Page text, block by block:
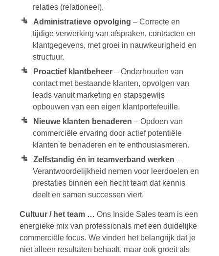
relaties (relationeel).
Administratieve opvolging – Correcte en
tijdige verwerking van afspraken, contracten en
klantgegevens, met groei in nauwkeurigheid en
structuur.
Proactief klantbeheer – Onderhouden van
contact met bestaande klanten, opvolgen van
leads vanuit marketing en stapsgewijs
opbouwen van een eigen klantportefeuille.
Nieuwe klanten benaderen – Opdoen van
commerciële ervaring door actief potentiële
klanten te benaderen en te enthousiasmeren.
Zelfstandig én in teamverband werken –
Verantwoordelijkheid nemen voor leerdoelen en
prestaties binnen een hecht team dat kennis
deelt en samen successen viert.
Cultuur / het team … Ons Inside Sales team is een
energieke mix van professionals met een duidelijke
commerciële focus. We vinden het belangrijk dat je
niet alleen resultaten behaalt, maar ook groeit als